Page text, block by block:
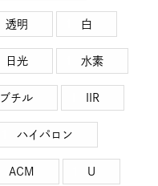
透明 白
日光 水素
ブチル IIR
ハイパロン
ACM U